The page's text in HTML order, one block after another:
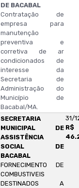
DE BACABAL
Contratação de
empresa para
manutenção
preventiva e
corretiva de ar
condicionados de
interesse da
Secretaria de
Administração do
Município de
Bacabal/MA.
SECRETARIA
MUNICIPAL DE
ASSISTÊNCIA
SOCIAL DE
BACABAL
FORNECIMENTO DE
COMBUSTIVEIS
DESTINADOS A
31/
R$